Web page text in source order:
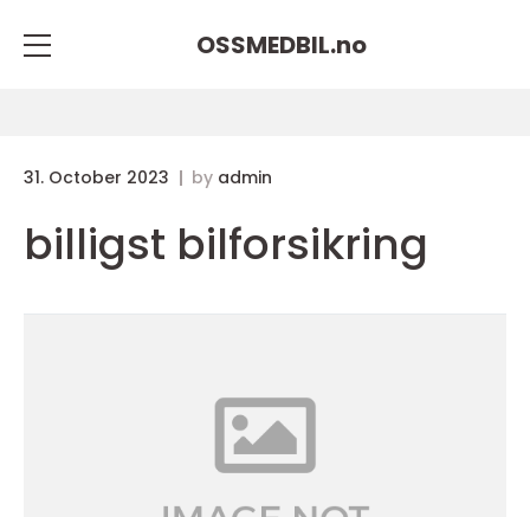
OSSMEDBIL.no
31. October 2023 by admin
billigst bilforsikring